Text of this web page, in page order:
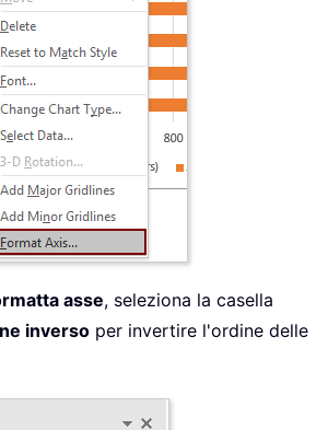
asse, seleziona la casella
inverso per invertire l'ordine delle